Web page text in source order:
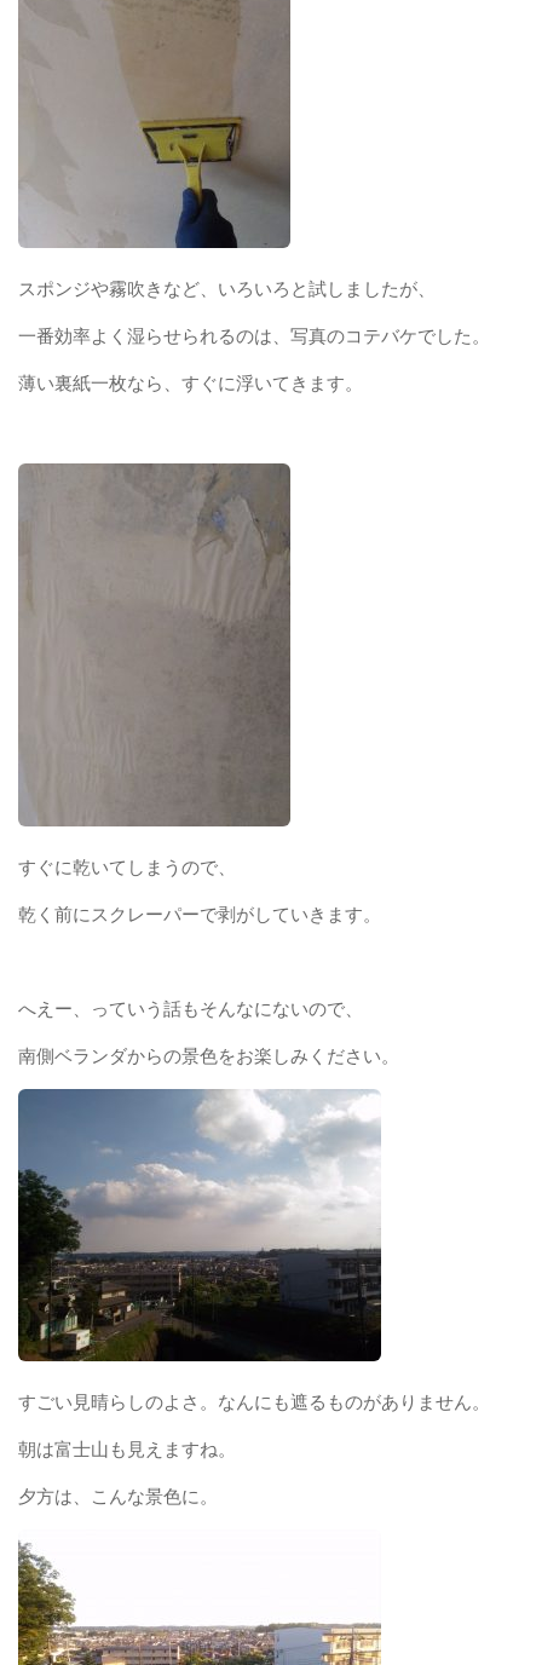
スポンジや霧吹きなど、いろいろと試しましたが、
一番効率よく湿らせられるのは、写真のコテバケでした。
薄い裏紙一枚なら、すぐに浮いてきます。
すぐに乾いてしまうので、
乾く前にスクレーパーで剥がしていきます。
へえー、っていう話もそんなにないので、
南側ベランダからの景色をお楽しみください。
すごい見晴らしのよさ。なんにも遮るものがありません。
朝は富士山も見えますね。
夕方は、こんな景色に。